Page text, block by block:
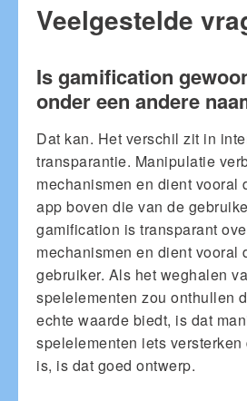
Veelgestelde
Is gamification
onder een andere
Dat kan. Het verschil zit in
transparantie. Manipulatie
mechanismen en dient vooral
app boven die van de
gamification is transparant
mechanismen en dient vooral
gebruiker. Als het weghalen
spelelementen zou onthullen
echte waarde biedt, is dat
spelelementen iets
is, is dat goed ontwerp.